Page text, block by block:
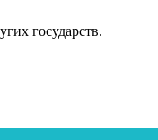
государств.